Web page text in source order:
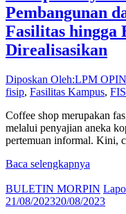
Pembangunan
Fasilitas hingga
Direalisasikan
Diposkan Oleh:LPM
fisip, Fasilitas Kampus,
Coffee shop merupakan
melalui penyajian aneka
pertemuan informal. Kini,
Baca selengkapnya
BULETIN MORPIN
21/08/202320/08/2023